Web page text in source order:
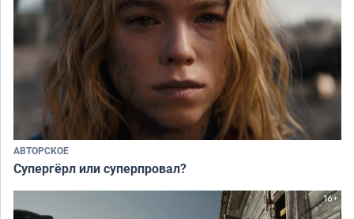
АВТОРСКОЕ
Супергёрл или суперпровал?